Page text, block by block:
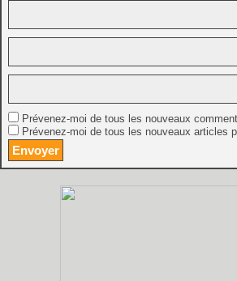
Prévenez-moi de tous les nouveaux
Prévenez-moi de tous les nouveaux articles